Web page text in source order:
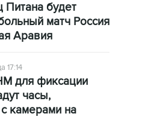
Питана будет
матч Россия
Аравия
17:14
для фиксации
часы,
камерами на